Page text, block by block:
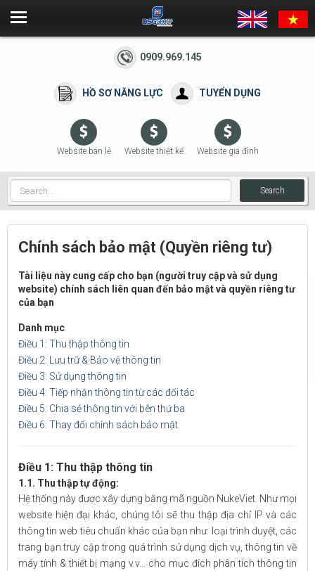
0909.969.145
HỒ SƠ NĂNG LỰC TUYỂN DỤNG
Website bán lẻ Website thiết kế Website gia đình
Search
Chính sách bảo mật (Quyền riêng tư)
Tài liệu này cung cấp cho bạn (người truy cập và sử dụng
website) chính sách liên quan đến bảo mật và quyền riêng tư
của bạn
Danh mục
Điều 1: Thu thập thông tin
Điều 2: Lưu trữ & Bảo vệ thông tin
Điều 3: Sử dụng thông tin
Điều 4: Tiếp nhận thông tin từ các đối tác
Điều 5: Chia sẻ thông tin với bên thứ ba
Điều 6: Thay đổi chính sách bảo mật
Điều 1: Thu thập thông tin
1.1. Thu thập tự động:
Hệ thống này được xây dựng bằng mã nguồn NukeViet. Như mọi
website hiện đại khác, chúng tôi sẽ thu thập địa chỉ IP và các
thông tin web tiêu chuẩn khác của bạn như: loại trình duyệt, các
trang bạn truy cập trong quá trình sử dụng dịch vụ, thông tin về
máy tính & thiết bị mạng v.v… cho mục đích phân tích thông tin